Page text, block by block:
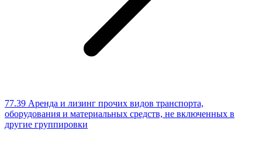
77.39 Аренда и лизинг прочих видов транспорта,
оборудования и материальных средств, не включенных в
другие группировки